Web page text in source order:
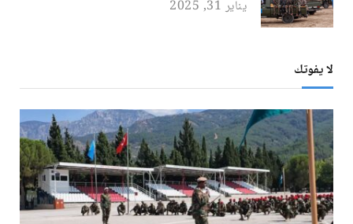
يناير 31, 2025
لا يفوتك